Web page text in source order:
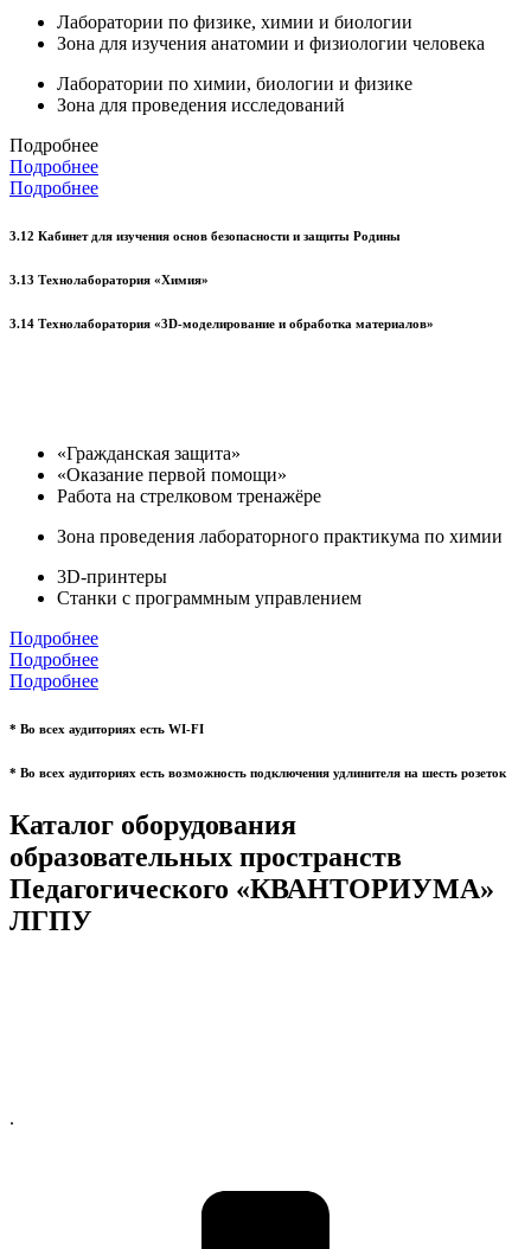
Лаборатории по физике, химии и биологии
Зона для изучения анатомии и физиологии человека
Лаборатории по химии, биологии и физике
Зона для проведения исследований
Подробнее
Подробнее
Подробнее
3.12 Кабинет для изучения основ безопасности и защиты Родины
3.13 Технолаборатория «Химия»
3.14 Технолаборатория «3D-моделирование и обработка материалов»
«Гражданская защита»
«Оказание первой помощи»
Работа на стрелковом тренажёре
Зона проведения лабораторного практикума по химии
3D-принтеры
Станки с программным управлением
Подробнее
Подробнее
Подробнее
* Во всех аудиториях есть WI-FI
* Во всех аудиториях есть возможность подключения удлинителя на шесть розеток
Каталог оборудования
образовательных пространств
Педагогического «КВАНТОРИУМА»
ЛГПУ
.